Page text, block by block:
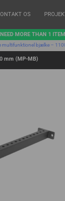
OS
NEED MORE THAN 1
multifunktionel bjælke –
mm (MP-MB)